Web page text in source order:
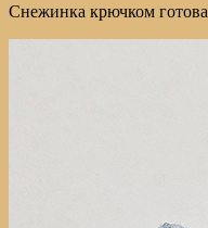
Снежинка крючком